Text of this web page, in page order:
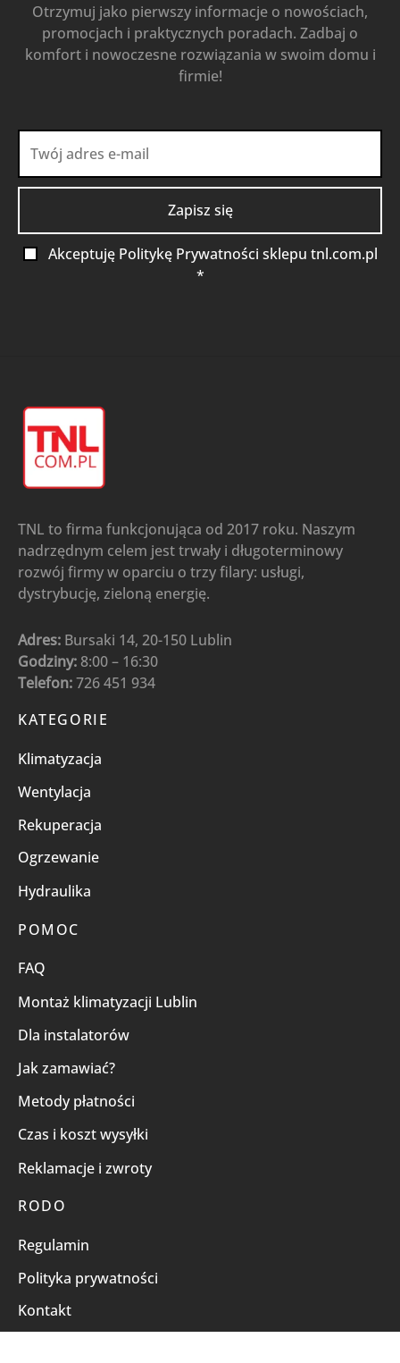
Otrzymuj jako pierwszy informacje o nowościach,
promocjach i praktycznych poradach. Zadbaj o
komfort i nowoczesne rozwiązania w swoim domu i
firmie!
Akceptuję Politykę Prywatności sklepu tnl.com.pl
*
TNL to firma funkcjonująca od 2017 roku. Naszym
nadrzędnym celem jest trwały i długoterminowy
rozwój firmy w oparciu o trzy filary: usługi,
dystrybucję, zieloną energię.
Adres: Bursaki 14, 20-150 Lublin
Godziny: 8:00 – 16:30
Telefon:726 451 934
KATEGORIE
Klimatyzacja
Wentylacja
Rekuperacja
Ogrzewanie
Hydraulika
POMOC
FAQ
Montaż klimatyzacji Lublin
Dla instalatorów
Jak zamawiać?
Metody płatności
Czas i koszt wysyłki
Reklamacje i zwroty
RODO
Regulamin
Polityka prywatności
Kontakt